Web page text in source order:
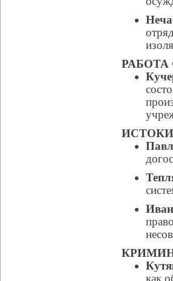
как